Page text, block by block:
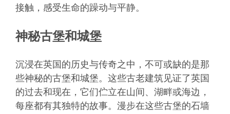
接触，感受生命的躁动与平静。
神秘古堡和城堡
沉浸在英国的历史与传奇之中，不可或缺的是那
些神秘的古堡和城堡。这些古老建筑见证了英国
的过去和现在，它们伫立在山间、湖畔或海边，
每座都有其独特的故事。漫步在这些古堡的石墙